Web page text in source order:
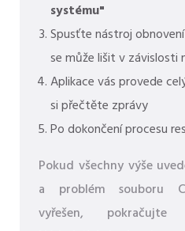
systému"
Spusťte nástroj
se může lišit v závislosti
Aplikace vás provede
si přečtěte zprávy
Po dokončení procesu
Pokud všechny výše
a problém souboru
vyřešen,